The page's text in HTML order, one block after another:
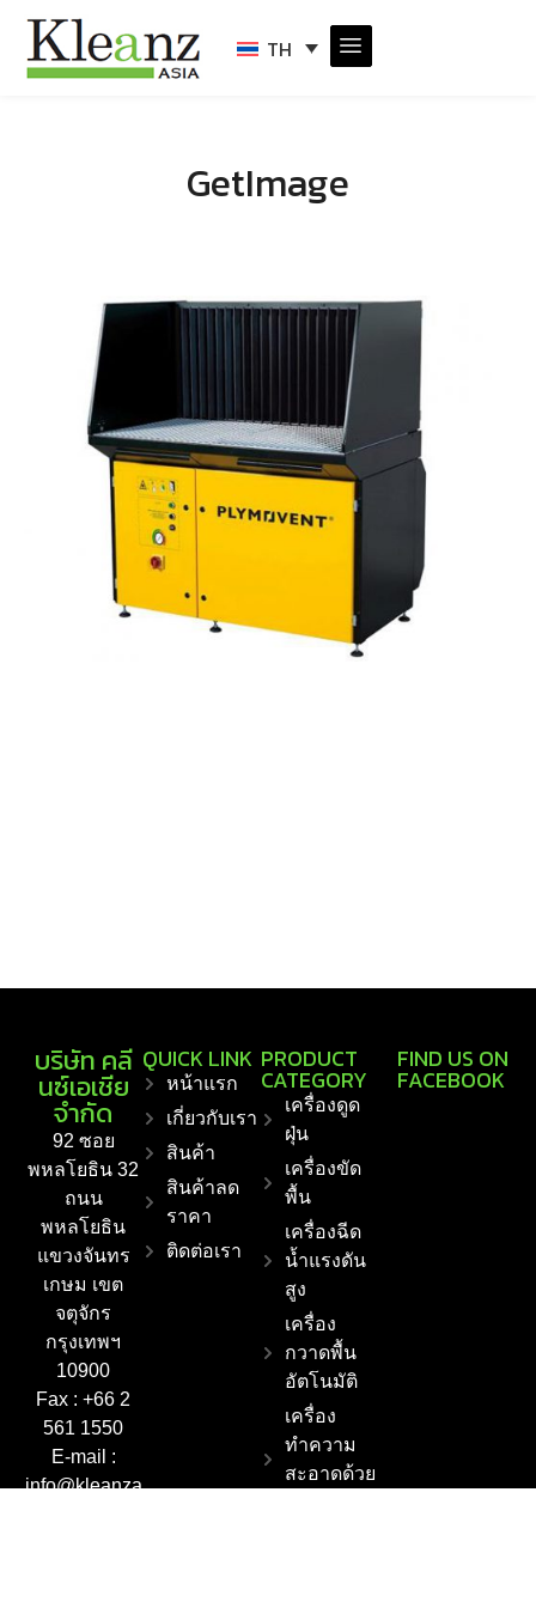
TH
GetImage
บริษัท คลี
นซ์เอเชีย
จำกัด
92 ซอย
พหลโยธิน 32
ถนน
พหลโยธิน
แขวงจันทร
เกษม เขต
จตุจักร
กรุงเทพฯ
10900
Fax : +66 2
561 1550
E-mail :
info@kleanza
QUICK LINK
หน้าแรก
เกี่ยวกับเรา
สินค้า
สินค้าลด
ราคา
ติดต่อเรา
PRODUCT
CATEGORY
เครื่องดูด
ฝุ่น
เครื่องขัด
พื้น
เครื่องฉีด
น้ำแรงดัน
สูง
เครื่อง
กวาดพื้น
อัตโนมัติ
เครื่อง
ทำความ
สะอาดด้วย
FIND US ON
FACEBOOK